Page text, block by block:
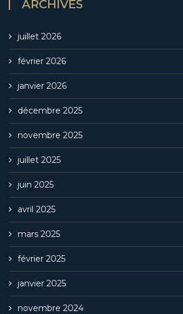
ARCHIVES
juillet 2026
février 2026
janvier 2026
décembre 2025
novembre 2025
juillet 2025
juin 2025
avril 2025
mars 2025
février 2025
janvier 2025
novembre 2024